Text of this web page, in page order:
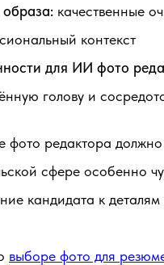
качественные
контекст
для ИИ фото
голову и
фото редактора
сфере особенно
кандидата к деталям
выборе фото для